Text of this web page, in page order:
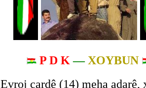
P D K— XOYBUN
Evroj çardê (14) meha adarê,